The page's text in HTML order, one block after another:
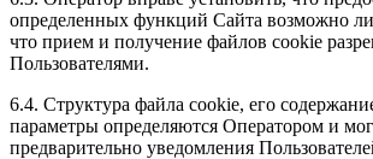
определенных функций Сайта возможно
что прием и получение файлов cookie
Пользователями.
6.4. Структура файла cookie, его
параметры определяются Оператором и
предварительно уведомления